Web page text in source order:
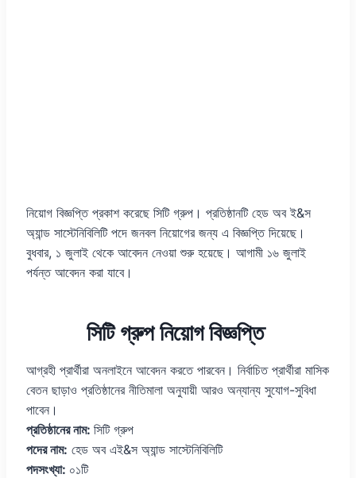
নিয়োগ বিজ্ঞপ্তি প্রকাশ করেছে সিটি গ্রুপ। প্রতিষ্ঠানটি হেড অব ই&স
অ্যান্ড সাস্টেনিবিলিটি পদে জনবল নিয়োগের জন্য এ বিজ্ঞপ্তি দিয়েছে।
বুধবার, ১ জুলাই থেকে আবেদন নেওয়া শুরু হয়েছে। আগামী ১৬ জুলাই
পর্যন্ত আবেদন করা যাবে।
সিটি গ্রুপ নিয়োগ বিজ্ঞপ্তি
আগ্রহী প্রার্থীরা অনলাইনে আবেদন করতে পারবেন। নির্বাচিত প্রার্থীরা মাসিক
বেতন ছাড়াও প্রতিষ্ঠানের নীতিমালা অনুযায়ী আরও অন্যান্য সুযোগ-সুবিধা
পাবেন।
প্রতিষ্ঠানের নাম: সিটি গ্রুপ
পদের নাম: হেড অব এই&স অ্যান্ড সাস্টেনিবিলিটি
পদসংখ্যা: ০১টি